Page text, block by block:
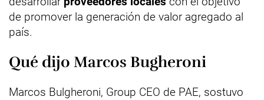
de promover la generación de valor agregado al
país.
Qué dijo Marcos Bugheroni
Marcos Bulgheroni, Group CEO de PAE, sostuvo